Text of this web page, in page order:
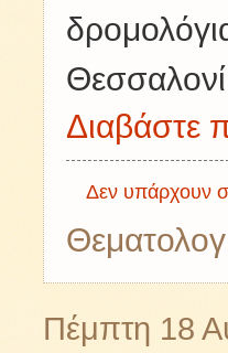
Διαβάστε
Δεν υπάρχουν
Πέμπτη 18